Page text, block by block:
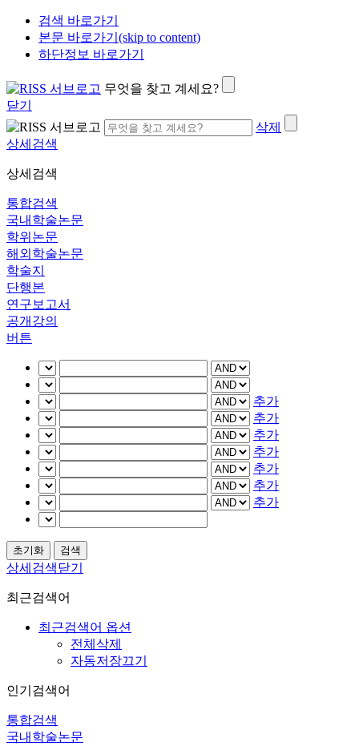
검색 바로가기
본문 바로가기(skip to content)
하단정보 바로가기
무엇을 찾고 계세요?
닫기
삭제
상세검색
상세검색
통합검색
국내학술논문
학위논문
해외학술논문
학술지
단행본
연구보고서
공개강의
버튼
추가
추가
추가
추가
추가
추가
추가
상세검색닫기
최근검색어
최근검색어 옵션
전체삭제
자동저장끄기
인기검색어
통합검색
국내학술논문